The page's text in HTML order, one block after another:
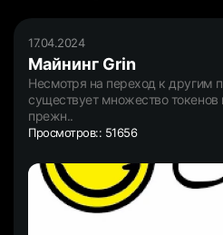
17.04.2024
Майнинг Grin
Несмотря на переход к другим
существует множество токенов
прежн..
Просмотров:: 51656